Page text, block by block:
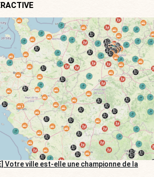
Votre ville est-elle une championne de la